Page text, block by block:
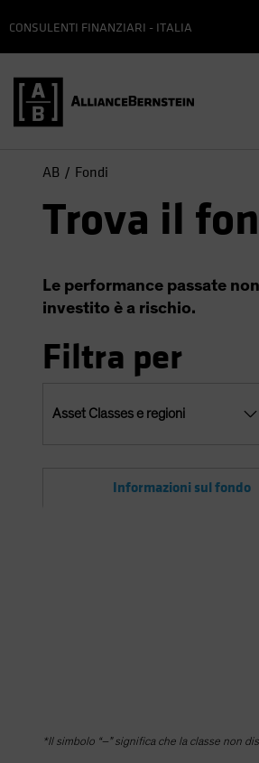
CONSULENTI FINANZIARI - ITALIA
AB Fondi
Trova il
Le performance passate
investito è a rischio.
Filtra per
Asset Classes e regioni
Informazioni sul fondo
*Il simbolo “–” significa che la classe non